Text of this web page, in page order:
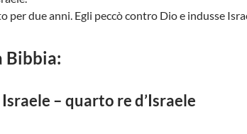
per due anni. Egli peccò contro Dio e indusse
Bibbia:
– quarto re d’Israele